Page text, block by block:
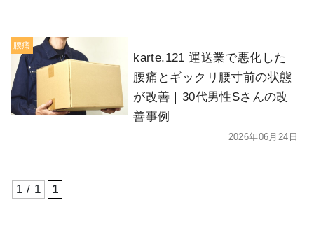
腰痛
karte.121 運送業で悪化した
腰痛とギックリ腰寸前の状態
が改善｜30代男性Sさんの改
善事例
2026年06月24日
1 / 1 1